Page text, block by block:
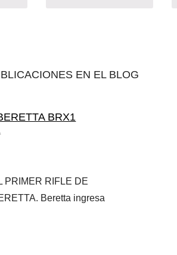
EN EL BLOG
BRX1
PRIMER RIFLE DE
Beretta ingresa